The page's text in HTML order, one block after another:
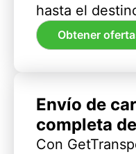
hasta el
Obtener
Envío de
completa
Con